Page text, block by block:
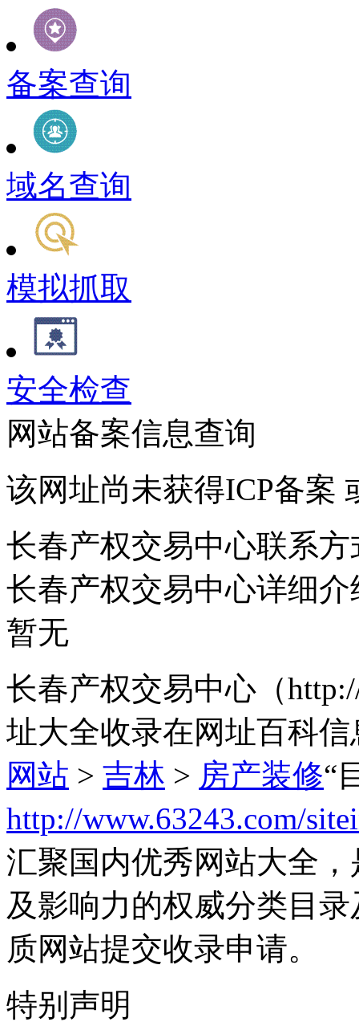
备案查询
域名查询
模拟抓取
安全检查
网站备案信息查询
该网址尚未获得ICP备案
长春产权交易中心联系方
长春产权交易中心详细介
暂无
长春产权交易中心（
址大全收录在网址百科
网站 > 吉林 > 房产装修“
http://www.63243.com/
汇聚国内优秀网站大全
及影响力的权威分类目
质网站提交收录申请。
特别声明